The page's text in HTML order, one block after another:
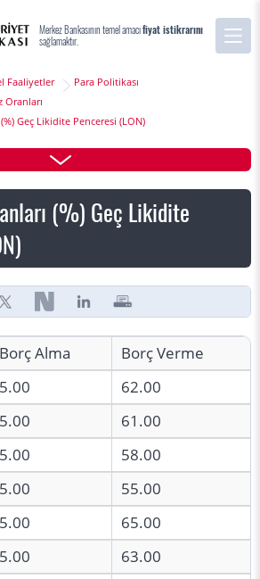
Merkez Bankasının temel amacıfiyat istikrarını
sağlamaktır.
Faaliyetler
Para Politikası
Oranları
Geç Likidite Penceresi (LON)
(%) Geç Likidite
Borç Alma
Borç Verme
5.00
62.00
5.00
61.00
5.00
58.00
5.00
55.00
5.00
65.00
5.00
63.00